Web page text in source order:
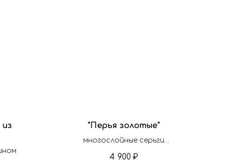
"Перья золотые"
многослойные серьги
4 900 ₽